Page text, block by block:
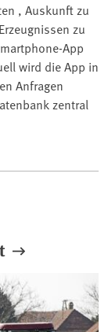
, Auskunft zu
zu
App
wird die App in
Anfragen
zentral